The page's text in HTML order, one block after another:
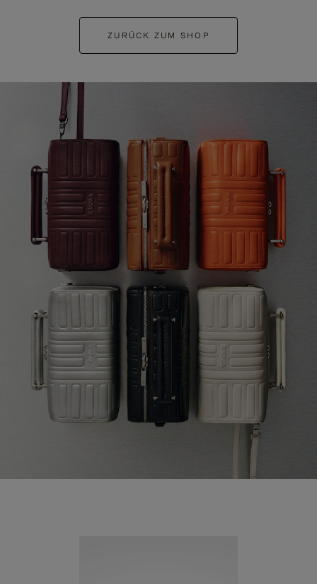
ZURÜCK ZUM SHOP